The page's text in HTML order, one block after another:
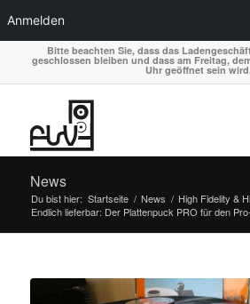
Anmelden
Bitte beachten Sie, dass das
geschlossen bleiben und dass am Freitag,
Uhr geöffnet sein
News
Du bist hier: Startseite / News / High Fidelity &
Endlich lieferbar: Der Plattenpuck PRO für den